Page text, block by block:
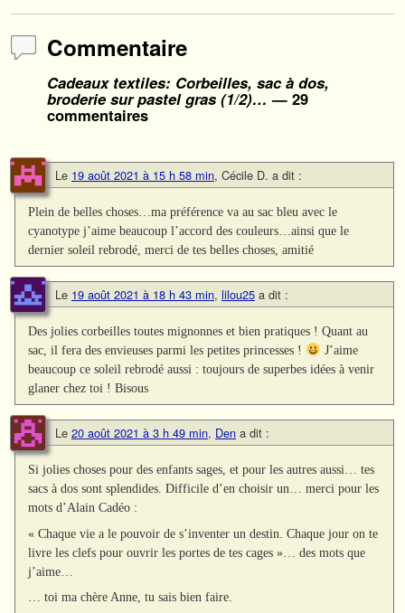
Commentaire
Cadeaux textiles: Corbeilles, sac à dos,
broderie sur pastel gras (1/2)… — 29
commentaires
Le 19 août 2021 à 15 h 58 min, Cécile D. a dit :
Plein de belles choses…ma préférence va au sac bleu avec le
cyanotype j’aime beaucoup l’accord des couleurs…ainsi que le
dernier soleil rebrodé, merci de tes belles choses, amitié
Le 19 août 2021 à 18 h 43 min, lilou25 a dit :
Des jolies corbeilles toutes mignonnes et bien pratiques ! Quant au
sac, il fera des envieuses parmi les petites princesses !
J’aime
beaucoup ce soleil rebrodé aussi : toujours de superbes idées à venir
glaner chez toi ! Bisous
Le 20 août 2021 à 3 h 49 min, Den a dit :
Si jolies choses pour des enfants sages, et pour les autres aussi… tes
sacs à dos sont splendides. Difficile d’en choisir un… merci pour les
mots d’Alain Cadéo :
« Chaque vie a le pouvoir de s’inventer un destin. Chaque jour on te
livre les clefs pour ouvrir les portes de tes cages »… des mots que
j’aime…
… toi ma chère Anne, tu sais bien faire.